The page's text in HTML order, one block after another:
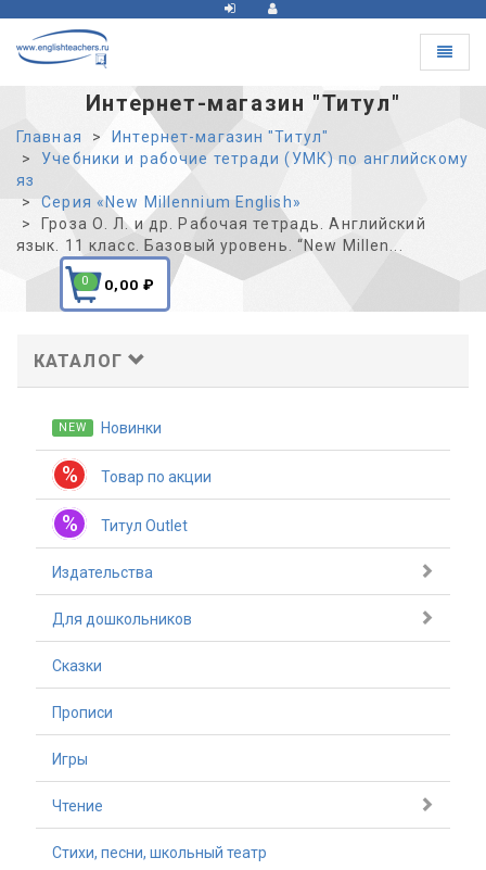
Toggle
Интернет-магазин "Титул"
Главная
Интернет-магазин "Титул"
Учебники и рабочие тетради (УМК) по английскому
яз
Серия «New Millennium English»
Гроза О. Л. и др. Рабочая тетрадь. Английский
язык. 11 класс. Базовый уровень. “New Millen...
0 0,00 ₽
КАТАЛОГ
NEW Новинки
% Товар по акции
% Титул Outlet
Издательства
Для дошкольников
Сказки
Прописи
Игры
Чтение
Стихи, песни, школьный театр